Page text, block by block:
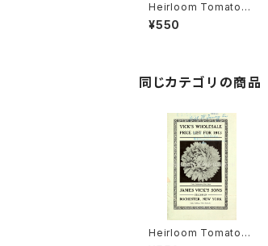
Heirloom Tomato® I
mproved Extra Early
Tree=Finch's Impro
ラ・アーリー・ツリー
¥550
同じカテゴリの商品
Heirloom Tomato®